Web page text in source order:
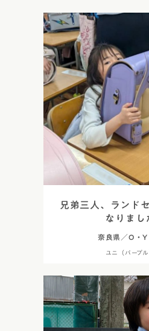
ミニチュアランド
ランドセルリメ
アウトレット
レンタルランド
兄弟三人、ランド
なりまし
奈良県／O・Y
ユニ（パープル